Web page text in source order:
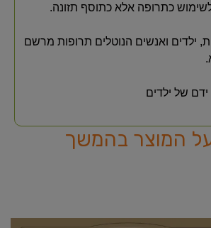
לשימוש כתרופה אלא כתוסף תזונה.
ילדים ואנשים הנוטלים תרופות מרשם
של ילדים
המוצר בהמשך